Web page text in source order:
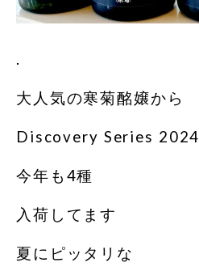
.
大人気の寒菊酩嬢から
Discovery Series 2024
今年も4種
入荷してます
夏にピッタリな